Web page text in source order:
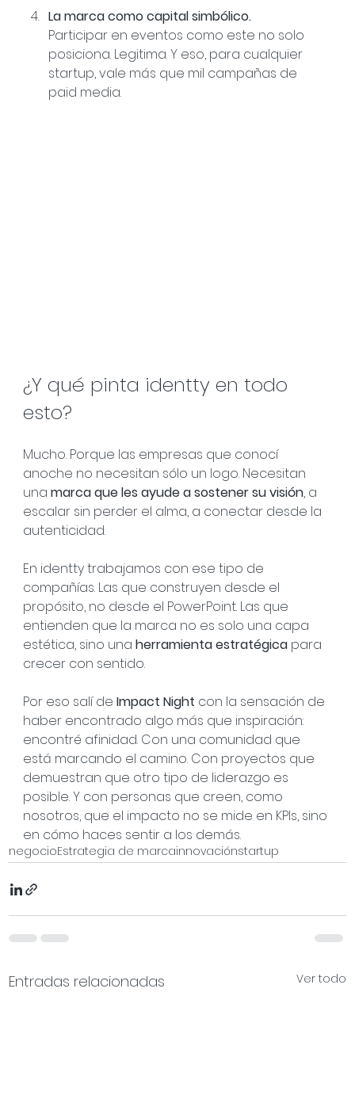
La marca como capital simbólico.
Participar en eventos como este no solo
posiciona. Legitima. Y eso, para cualquier
startup, vale más que mil campañas de
paid media.
¿Y qué pinta identty en todo
esto?
Mucho. Porque las empresas que conocí
anoche no necesitan sólo un logo. Necesitan
una marca que les ayude a sostener su visión, a
escalar sin perder el alma, a conectar desde la
autenticidad.
En identty trabajamos con ese tipo de
compañías. Las que construyen desde el
propósito, no desde el PowerPoint. Las que
entienden que la marca no es solo una capa
estética, sino una herramienta estratégica para
crecer con sentido.
Por eso salí de Impact Night con la sensación de
haber encontrado algo más que inspiración:
encontré afinidad. Con una comunidad que
está marcando el camino. Con proyectos que
demuestran que otro tipo de liderazgo es
posible. Y con personas que creen, como
nosotros, que el impacto no se mide en KPIs, sino
en cómo haces sentir a los demás.
negocioEstrategia de marcainnovaciónstartup
Entradas relacionadas Ver todo